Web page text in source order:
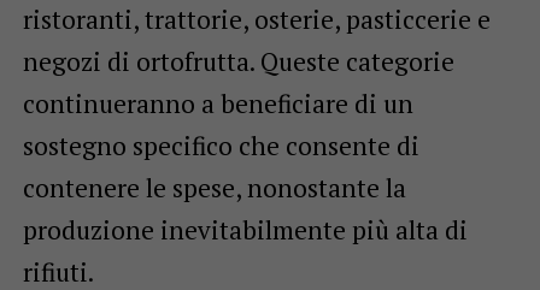
ristoranti, trattorie, osterie, pasticcerie e
negozi di ortofrutta. Queste categorie
continueranno a beneficiare di un
sostegno specifico che consente di
contenere le spese, nonostante la
produzione inevitabilmente più alta di
rifiuti.